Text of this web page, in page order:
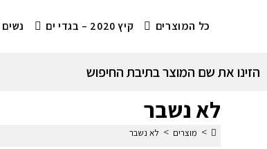
כל המוצרים קיץ 2020 – בגדי ים נשים
הזינו את שם המוצר בתיבת החיפוש
לא נשבר
> מוצרים > לא נשבר